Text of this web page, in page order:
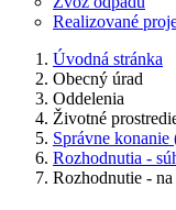
Realizované
Úvodná stránka
Obecný úrad
Oddelenia
Životné
Správne konanie
Rozhodnutia -
Rozhodnutie -